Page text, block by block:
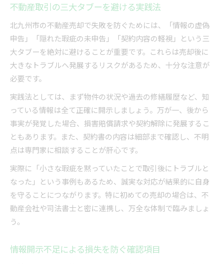
不動産取引の三大タブーを避ける実践法
北九州市の不動産売却で失敗を防ぐためには、「情報の虚偽
申告」「隠れた瑕疵の未申告」「契約内容の軽視」という三
大タブーを絶対に避けることが重要です。これらは売却後に
大きなトラブルへ発展するリスクがあるため、十分な注意が
必要です。
実践法としては、まず物件の状況や過去の修繕履歴など、知
っている情報は全て正確に開示しましょう。万が一、後から
事実が発覚した場合、損害賠償請求や契約解除に発展するこ
ともあります。また、契約書の内容は細部まで確認し、不明
点は専門家に相談することが肝心です。
実際に「小さな瑕疵を黙っていたことで取引後にトラブルと
なった」という事例もあるため、誠実な対応が結果的に自身
を守ることにつながります。特に初めての売却の場合は、不
動産会社や司法書士と密に連携し、万全な体制で臨みましょ
う。
情報開示不足による損失を防ぐ確認項目